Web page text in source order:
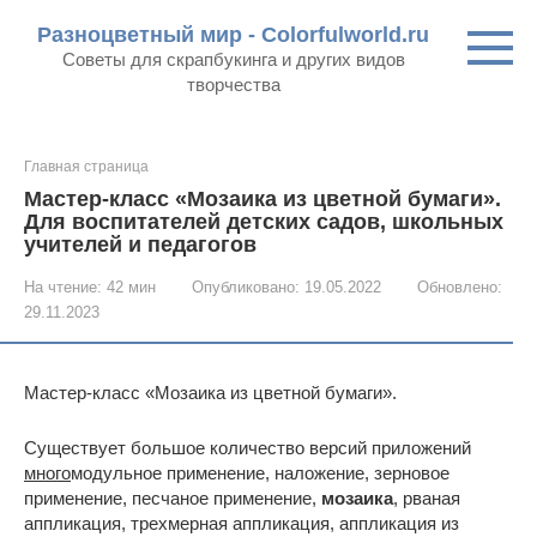
контенту
Разноцветный мир - Colorfulworld.ru
Советы для скрапбукинга и других видов
творчества
Главная страница
Мастер-класс «Мозаика из цветной бумаги».
Для воспитателей детских садов, школьных
учителей и педагогов
На чтение: 42 мин Опубликовано: 19.05.2022
Обновлено:
29.11.2023
Мастер-класс «Мозаика из цветной бумаги».
Существует большое количество версий приложений
многомодульное применение, наложение, зерновое
применение, песчаное применение, мозаика, рваная
аппликация, трехмерная аппликация, аппликация из